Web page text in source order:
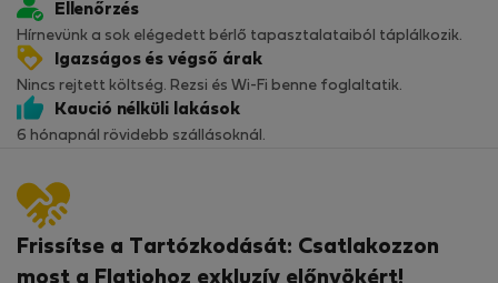
Ellenőrzés
Hírnevünk a sok elégedett bérlő tapasztalataiból táplálkozik.
Igazságos és végső árak
Nincs rejtett költség. Rezsi és Wi-Fi benne foglaltatik.
Kaució nélküli lakások
6 hónapnál rövidebb szállásoknál.
Frissítse a Tartózkodását: Csatlakozzon
most a Flatiohoz exkluzív előnyökért!